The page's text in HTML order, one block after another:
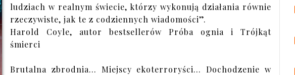
ludziach w realnym świecie, którzy wykonują działania równie
rzeczywiste, jak te z codziennych wiadomości”.
Harold Coyle, autor bestsellerów Próba ognia i Trójkąt
śmierci
Brutalna zbrodnia... Miejscy ekoterroryści... Dochodzenie w